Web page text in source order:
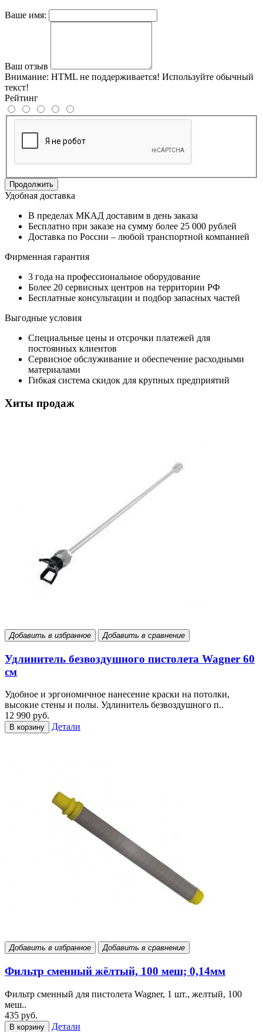
Ваше имя:
Ваш отзыв
Внимание: HTML не поддерживается! Используйте обычный
текст!
Рейтинг
Продолжить
Удобная доставка
В пределах МКАД доставим в день заказа
Бесплатно при заказе на сумму более 25 000 рублей
Доставка по России – любой транспортной компанией
Фирменная гарантия
3 года на профессиональное оборудование
Более 20 сервисных центров на территории РФ
Бесплатные консультации и подбор запасных частей
Выгодные условия
Специальные цены и отсрочки платежей для
постоянных клиентов
Сервисное обслуживание и обеспечение расходными
материалами
Гибкая система скидок для крупных предприятий
Хиты продаж
Добавить в избранное Добавить в сравнение
Удлинитель безвоздушного пистолета Wagner 60
см
Удобное и эргономичное нанесение краски на потолки,
высокие стены и полы. Удлинитель безвоздушного п..
12 990 руб.
В корзину Детали
Добавить в избранное Добавить в сравнение
Фильтр сменный жёлтый, 100 меш; 0,14мм
Фильтр сменный для пистолета Wagner, 1 шт., желтый, 100
меш..
435 руб.
В корзину Детали